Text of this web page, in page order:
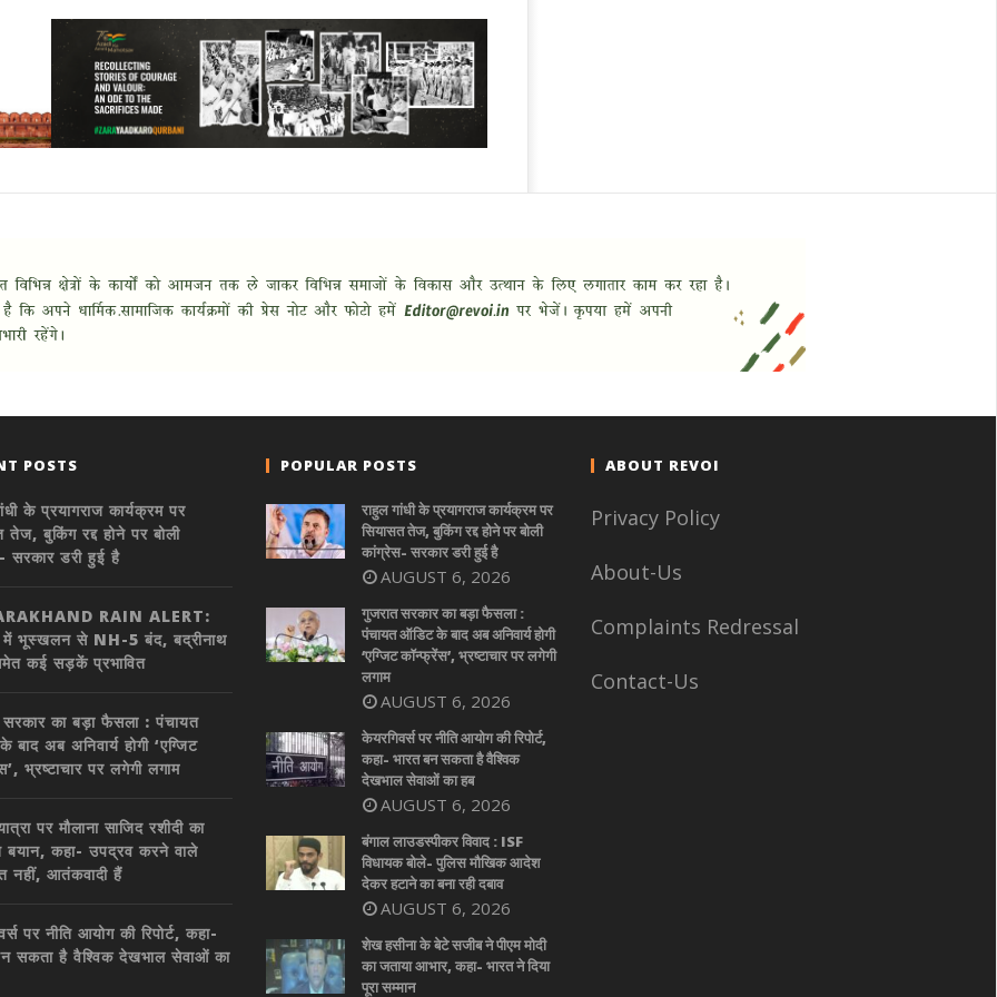
POSTS
के प्रयागराज कार्यक्रम पर
तेज, बुकिंग रद्द होने पर बोली
सरकार डरी हुई है
RAIN ALERT:
में भूस्खलन से NH-5 बंद, बद्रीनाथ
कई सड़कें प्रभावित
का बड़ा फैसला : पंचायत
अब अनिवार्य होगी ‘एग्जिट
भ्रष्टाचार पर लगेगी लगाम
पर मौलाना साजिद रशीदी का
बयान, कहा- उपद्रव करने वाले
नहीं, आतंकवादी हैं
पर नीति आयोग की रिपोर्ट, कहा-
सकता है वैश्विक देखभाल सेवाओं का
POPULAR POSTS
राहुल गांधी के प्रयागराज कार्यक्रम पर
सियासत तेज, बुकिंग रद्द होने पर बोली
कांग्रेस- सरकार डरी हुई है
AUGUST 6, 2026
गुजरात सरकार का बड़ा फैसला :
पंचायत ऑडिट के बाद अब अनिवार्य होगी
‘एग्जिट कॉन्फ्रेंस’, भ्रष्टाचार पर लगेगी
लगाम
AUGUST 6, 2026
केयरगिवर्स पर नीति आयोग की रिपोर्ट,
कहा- भारत बन सकता है वैश्विक
देखभाल सेवाओं का हब
AUGUST 6, 2026
बंगाल लाउडस्पीकर विवाद : ISF
विधायक बोले- पुलिस मौखिक आदेश
देकर हटाने का बना रही दबाव
AUGUST 6, 2026
शेख हसीना के बेटे सजीब ने पीएम मोदी
का जताया आभार, कहा- भारत ने दिया
पूरा सम्मान
ABOUT REVOI
Privacy Policy
About-Us
Complaints Redressal
Contact-Us